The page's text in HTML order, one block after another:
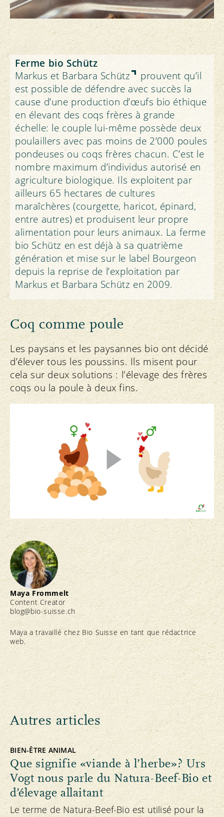
Ferme bio Schütz
Markus et Barbara Schütz
prouvent qu’il
est possible de défendre avec succès la
cause d’une production d’œufs bio éthique
en élevant des coqs frères à grande
échelle: le couple lui-même possède deux
poulaillers avec pas moins de 2’000 poules
pondeuses ou coqs frères chacun. C’est le
nombre maximum d’individus autorisé en
agriculture biologique. Ils exploitent par
ailleurs 65 hectares de cultures
maraîchères (courgette, haricot, épinard,
entre autres) et produisent leur propre
alimentation pour leurs animaux. La ferme
bio Schütz en est déjà à sa quatrième
génération et mise sur le label Bourgeon
depuis la reprise de l’exploitation par
Markus et Barbara Schütz en 2009.
Coq comme poule
Les paysans et les paysannes bio ont décidé
d’élever tous les poussins. Ils misent pour
cela sur deux solutions : l'élevage des frères
coqs ou la poule à deux fins.
Maya Frommelt
Content Creator
blog@bio-suisse.ch
Maya a travaillé chez Bio Suisse en tant que rédactrice
web.
Autres articles
BIEN-ÊTRE ANIMAL
Que signifie «viande à l’herbe»? Urs
Vogt nous parle du Natura-Beef-Bio et
d’élevage allaitant
Le terme de Natura-Beef-Bio est utilisé pour la